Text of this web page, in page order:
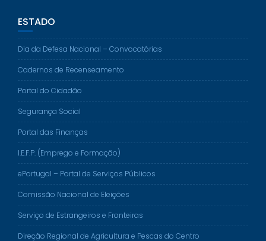
ESTADO
Dia da Defesa Nacional – Convocatórias
Cadernos de Recenseamento
Portal do Cidadão
Segurança Social
Portal das Finanças
I.E.F.P. (Emprego e Formação)
ePortugal – Portal de Serviços Públicos
Comissão Nacional de Eleições
Serviço de Estrangeiros e Fronteiras
Direção Regional de Agricultura e Pescas do Centro